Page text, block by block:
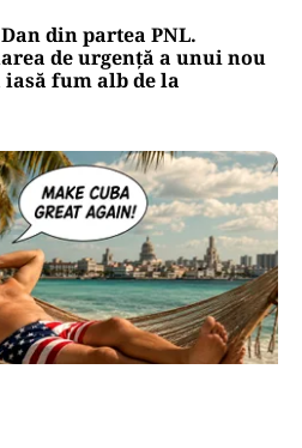
din partea PNL.
de urgență a unui nou
fum alb de la